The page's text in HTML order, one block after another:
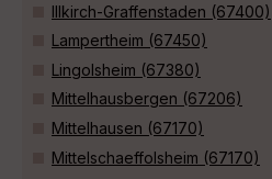
Illkirch-Graffenstaden (67400)
Lampertheim (67450)
Lingolsheim (67380)
Mittelhausbergen (67206)
Mittelhausen (67170)
Mittelschaeffolsheim (67170)